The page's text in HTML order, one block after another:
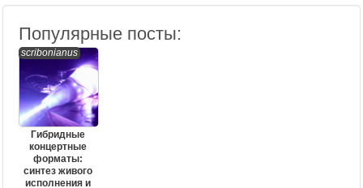
Популярные посты:
scribonianus
Гибридные
концертные
форматы:
синтез живого
исполнения и